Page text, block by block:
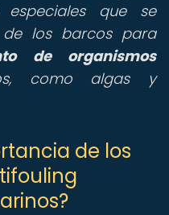
que se
los barcos para
de organismos
como algas y
de los